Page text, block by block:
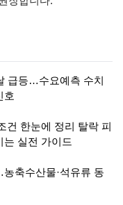
급등…수요예측 수치
호
건 한눈에 정리 탈락 피
는 실전 가이드
축수산물·석유류 동